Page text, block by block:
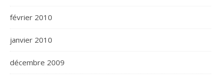
février 2010
janvier 2010
décembre 2009